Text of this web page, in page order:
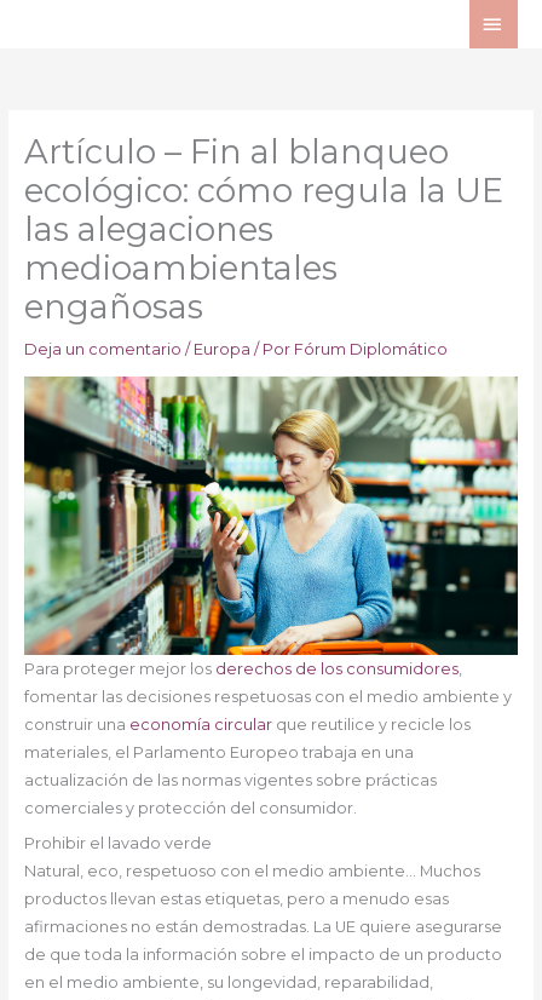
Artículo – Fin al blanqueo
ecológico: cómo regula la UE
las alegaciones
medioambientales
engañosas
Deja un comentario / Europa / Por Fórum Diplomático
Para proteger mejor los derechos de los consumidores,
fomentar las decisiones respetuosas con el medio ambiente y
construir una economía circularque reutilice y recicle los
materiales, el Parlamento Europeo trabaja en una
actualización de las normas vigentes sobre prácticas
comerciales y protección del consumidor.
Prohibir el lavado verde
Natural, eco, respetuoso con el medio ambiente… Muchos
productos llevan estas etiquetas, pero a menudo esas
afirmaciones no están demostradas. La UE quiere asegurarse
de que toda la información sobre el impacto de un producto
en el medio ambiente, su longevidad, reparabilidad,